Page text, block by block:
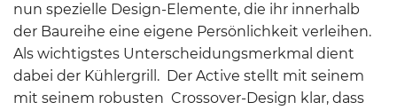
nun spezielle Design-Elemente, die ihr innerhalb
der Baureihe eine eigene Persönlichkeit verleihen.
Als wichtigstes Unterscheidungsmerkmal dient
dabei der Kühlergrill. Der Active stellt mit seinem
mit seinem robusten Crossover-Design klar, dass